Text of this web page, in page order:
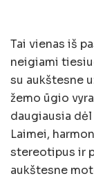
Tai vienas iš
neigiami
su aukštesne
žemo ūgio
daugiausia
Laimei,
stereotipus ir
aukštesne